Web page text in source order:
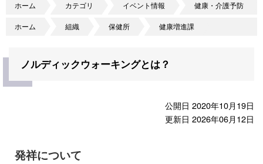
ホーム カテゴリ イベント情報 健康・介護予防
ホーム 組織 保健所 健康増進課
ノルディックウォーキングとは？
公開日 2020年10月19日
更新日 2026年06月12日
発祥について